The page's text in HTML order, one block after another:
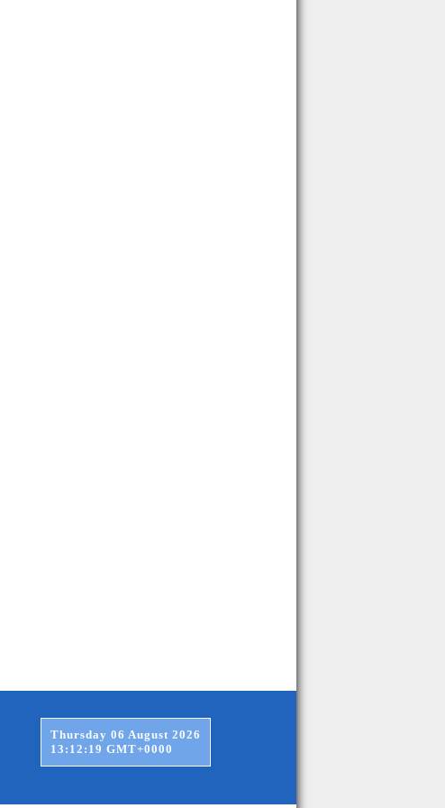
Thursday 06 August 2026
13:12:20 GMT+0000